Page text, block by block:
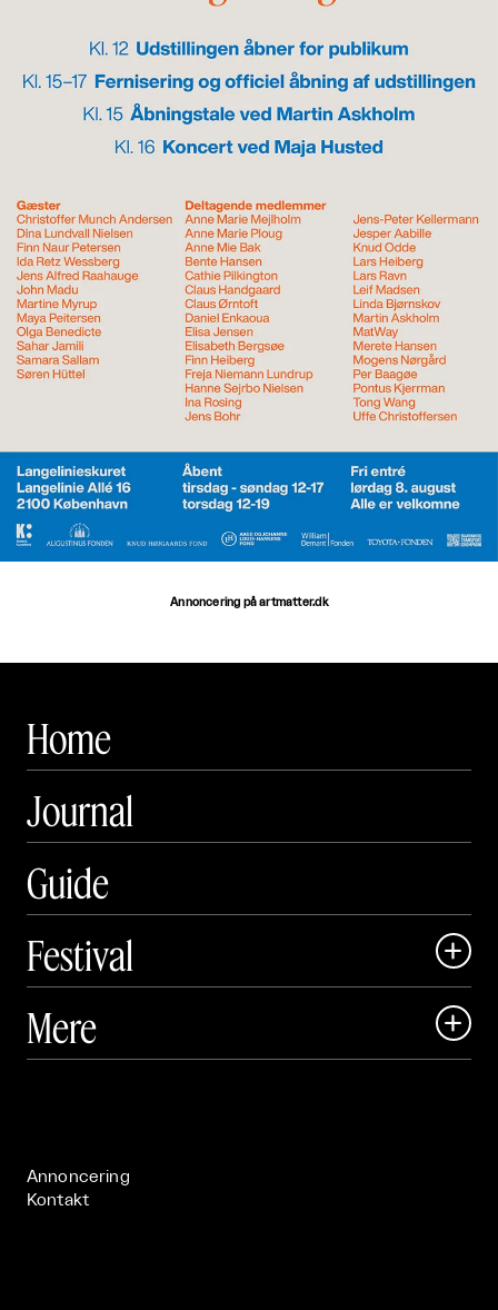
Annoncering på artmatter.dk
Home
Journal
Guide
Festival

 Art Matter Festival
Mere 
Annoncering
Kontakt